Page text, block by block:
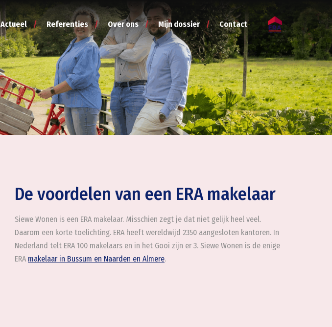
Actueel Referenties Over ons Mijn dossier Contact
De voordelen van een ERA makelaar
Siewe Wonen is een ERA makelaar. Misschien zegt je dat niet gelijk heel veel.
Daarom een korte toelichting. ERA heeft wereldwijd 2350 aangesloten kantoren. In
Nederland telt ERA 100 makelaars en in het Gooi zijn er 3. Siewe Wonen is de enige
ERA makelaar in Bussum en Naarden en Almere.